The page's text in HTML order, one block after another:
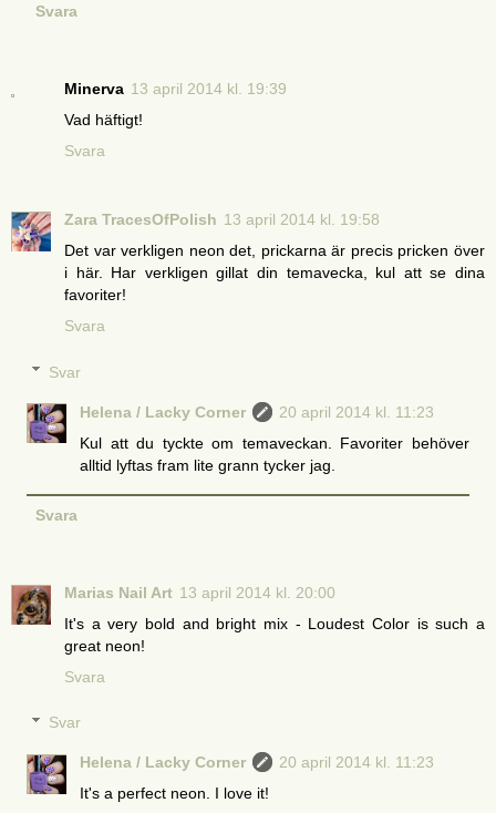
Svara
Minerva 13 april 2014 kl. 19:39
Vad häftigt!
Svara
Zara TracesOfPolish 13 april 2014 kl. 19:58
Det var verkligen neon det, prickarna är precis pricken över
i här. Har verkligen gillat din temavecka, kul att se dina
favoriter!
Svara
Svar
Helena / Lacky Corner
20 april 2014 kl. 11:23
Kul att du tyckte om temaveckan. Favoriter behöver
alltid lyftas fram lite grann tycker jag.
Svara
Marias Nail Art 13 april 2014 kl. 20:00
It's a very bold and bright mix - Loudest Color is such a
great neon!
Svara
Svar
Helena / Lacky Corner
20 april 2014 kl. 11:23
It's a perfect neon. I love it!